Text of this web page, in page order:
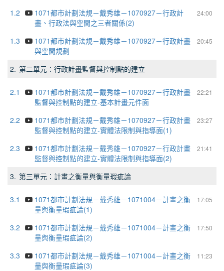
1.2
24:00
1071都市計劃法規－戴秀雄－1070927－行政計
畫、行政法與空間之三者關係(2)
1.3
20:45
1071都市計劃法規－戴秀雄－1070927－行政計畫
與空間規劃
2. 第二單元：行政計畫監督與控制點的建立
2.1 22:21
1071都市計劃法規－戴秀雄－1070927－行政計畫
監督與控制點的建立-基本計畫元件面
2.2
23:27
1071都市計劃法規－戴秀雄－1070927－行政計畫
監督與控制點的建立-實體法限制與指導面(1)
2.3
21:41
1071都市計劃法規－戴秀雄－1070927－行政計畫
監督與控制點的建立-實體法限制與指導面(2)
3. 第三單元：計畫之衡量與衡量瑕疵論
3.1 17:05
1071都市計劃法規－戴秀雄－1071004－計畫之衡
量與衡量瑕疵論(1)
3.2
17:50
1071都市計劃法規－戴秀雄－1071004－計畫之衡
量與衡量瑕疵論(2)
3.3
11:23
1071都市計劃法規－戴秀雄－1071004－計畫之衡
量與衡量瑕疵論(3)